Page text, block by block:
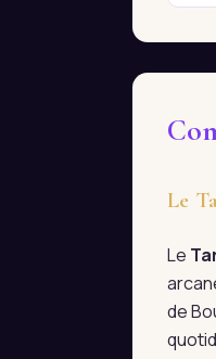
Le
Le
de